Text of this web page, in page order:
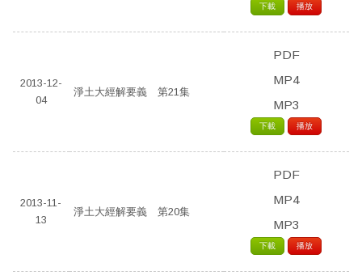
下載 播放
2013-12-
04
淨土大經解要義 第21集
PDF
MP4
MP3
下載 播放
2013-11-
13
淨土大經解要義 第20集
PDF
MP4
MP3
下載 播放